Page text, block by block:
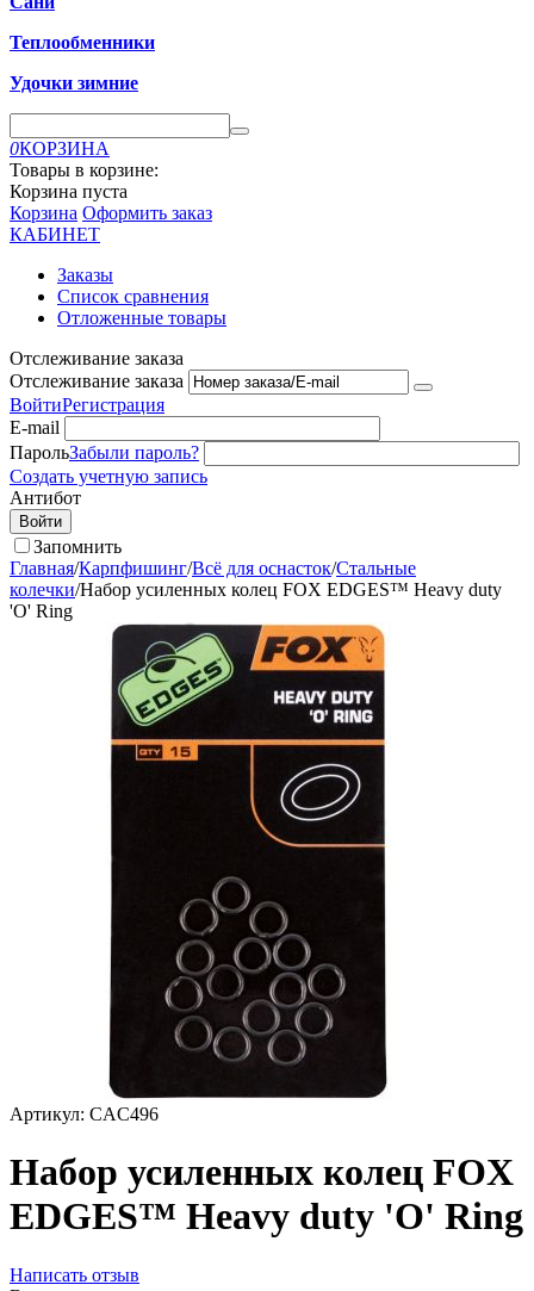
Теплообменники
Удочки зимние
0КОРЗИНА
Товары в корзине:
Корзина пуста
Корзина Оформить заказ
КАБИНЕТ
Заказы
Список сравнения
Отложенные товары
Отслеживание заказа
Отслеживание заказа
ВойтиРегистрация
E-mail
ПарольЗабыли пароль?
Создать учетную запись
Антибот
Войти
Запомнить
Главная/Карпфишинг/Всё для оснасток/Стальные
колечки/Набор усиленных колец FOX EDGES™ Heavy duty
'O' Ring
Артикул: CAC496
Набор усиленных колец FOX
EDGES™ Heavy duty 'O' Ring
Написать отзыв